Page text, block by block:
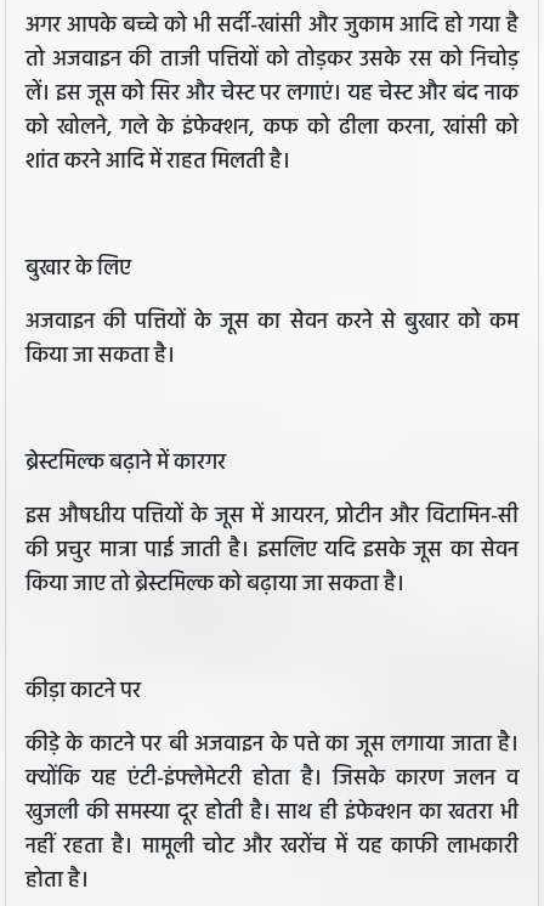
अगर आपके बच्चे को भी सर्दी-खांसी और जुकाम आदि हो गया है
तो अजवाइन की ताजी पत्तियों को तोड़कर उसके रस को निचोड़
लें। इस जूस को सिर और चेस्ट पर लगाएं। यह चेस्ट और बंद नाक
को खोलने, गले के इंफेक्शन, कफ को ढीला करना, खांसी को
शांत करने आदि में राहत मिलती है।
बुखार के लिए
अजवाइन की पत्तियों के जूस का सेवन करने से बुखार को कम
किया जा सकता है।
ब्रेस्‍टमिल्‍क बढ़ाने में कारगर
इस औषधीय पत्तियों के जूस में आयरन, प्रोटीन और विटामिन-सी
की प्रचुर मात्रा पाई जाती है। इसलिए यदि इसके जूस का सेवन
किया जाए तो ब्रेस्टमिल्क को बढ़ाया जा सकता है।
कीड़ा काटने पर
कीड़े के काटने पर बी अजवाइन के पत्ते का जूस लगाया जाता है।
क्योंकि यह एंटी-इंफ्लेमेटरी होता है। जिसके कारण जलन व
खुजली की समस्या दूर होती है। साथ ही इंफेक्शन का खतरा भी
नहीं रहता है। मामूली चोट और खरोंच में यह काफी लाभकारी
होता है।